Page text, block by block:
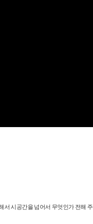
시공간을 넘어서 무엇인가 전해